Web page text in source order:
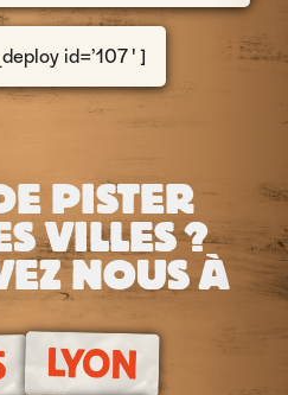
id=’107′]
PISTER
VILLES ?
NOUS À
LYON